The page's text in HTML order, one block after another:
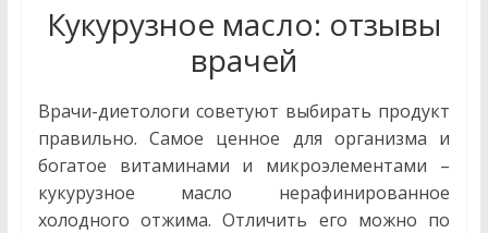
Кукурузное масло: отзывы
врачей
Врачи-диетологи советуют выбирать продукт
правильно. Самое ценное для организма и
богатое витаминами и микроэлементами –
кукурузное масло нерафинированное
холодного отжима. Отличить его можно по